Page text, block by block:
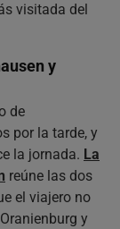
visitada del
y
de
por la tarde, y
la jornada. La
reúne las dos
el viajero no
y